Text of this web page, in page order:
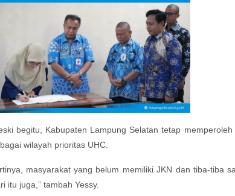
begitu, Kabupaten Lampung Selatan tetap memperoleh
wilayah prioritas UHC.
masyarakat yang belum memiliki JKN dan tiba-tiba
itu juga,” tambah Yessy.